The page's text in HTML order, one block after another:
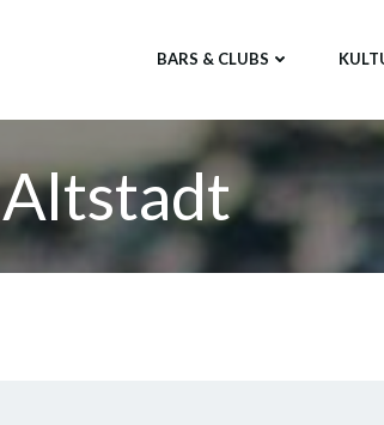
BARS & CLUBS
Altstadt